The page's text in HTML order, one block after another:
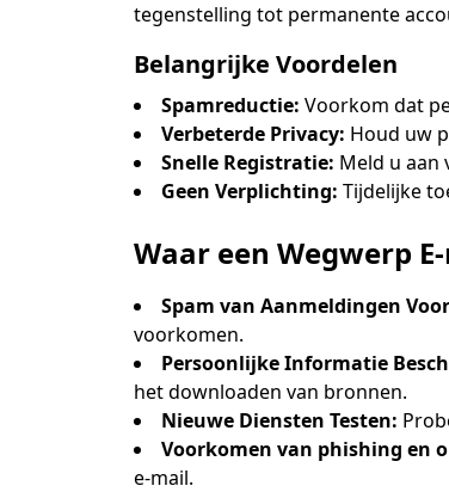
tegenstelling tot permanente
Belangrijke Voordelen
Spamreductie: Voorkom dat
Verbeterde Privacy: Houd uw
Snelle Registratie: Meld u aan
Geen Verplichting: Tijdelijke
Waar een Wegwerp
Spam van Aanmeldingen
voorkomen.
Persoonlijke Informatie
het downloaden van bronnen.
Nieuwe Diensten Testen:
Voorkomen van phishing en
e-mail.